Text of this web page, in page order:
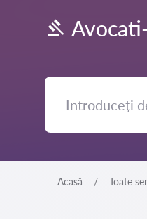
Acasă Toate